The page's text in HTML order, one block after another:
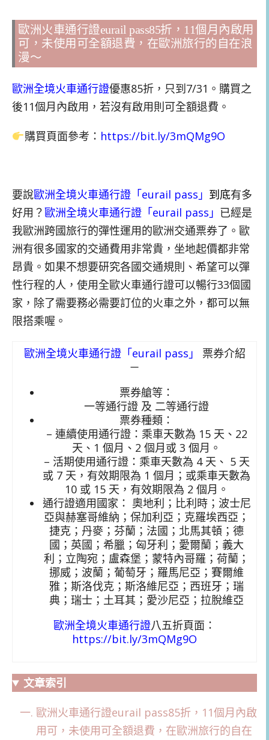
歐洲火車通行證eurail pass85折，11個月內啟用
可，未使用可全額退費，在歐洲旅行的自在浪
漫～
歐洲全境火車通行證優惠85折，只到7/31。購買之
後11個月內啟用，若沒有啟用則可全額退費。
購買頁面參考： https://bit.ly/3mQMg9O
要說歐洲全境火車通行證 「eurail pass」 到底有多
好用？歐洲全境火車通行證 「eurail pass」 已經是
我歐洲跨國旅行的彈性運用的歐洲交通票券了。歐
洲有很多國家的交通費用非常貴，坐地起價都非常
昂貴。如果不想要研究各國交通規則、希望可以彈
性行程的人，使用全歐火車通行證可以暢行33個國
家，除了需要務必需要訂位的火車之外，都可以無
限搭乘喔。
歐洲全境火車通行證「eurail pass」
票券介紹
－
票券艙等：
一等通行證 及 二等通行證
票券種類：
– 連續使用通行證：乘車天數為 15 天、22
天、1 個月、2 個月或 3 個月。
– 活期使用通行證：乘車天數為 4 天、 5 天
或 7 天，有效期限為 1 個月；或乘車天數為
10 或 15 天，有效期限為 2 個月。
通行證適用國家： 奧地利；比利時；波士尼
亞與赫塞哥維納；保加利亞；克羅埃西亞；
捷克；丹麥；芬蘭；法國；北馬其頓；德
國；英國；希臘；匈牙利；愛爾蘭；義大
利；立陶宛；盧森堡；蒙特內哥羅；荷蘭；
挪威；波蘭；葡萄牙；羅馬尼亞；賽爾維
雅；斯洛伐克；斯洛維尼亞；西班牙；瑞
典；瑞士；土耳其；愛沙尼亞；拉脫維亞
歐洲全境火車通行證八五折頁面：
https://bit.ly/3mQMg9O
文章索引
歐洲火車通行證eurail pass85折，11個月內啟
用可，未使用可全額退費，在歐洲旅行的自在